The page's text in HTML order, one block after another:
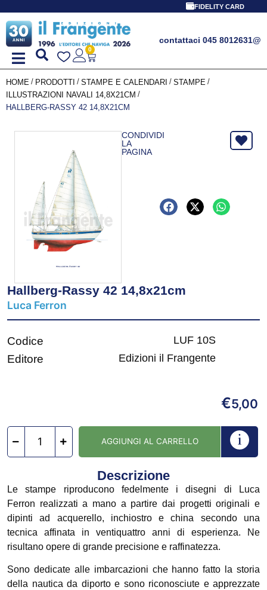
FIDELITY CARD
contattaci 045 8012631@
0
HOME / PRODOTTI / STAMPE E CALENDARI / STAMPE /
ILLUSTRAZIONI NAVALI 14,8X21CM /
HALLBERG-RASSY 42 14,8X21CM
CONDIVIDI
LA
PAGINA
Hallberg-Rassy 42 14,8x21cm
Luca Ferron
Codice LUF 10S
Editore Edizioni il Frangente
€5,00
AGGIUNGI AL CARRELLO
Descrizione
Le stampe riproducono fedelmente i disegni di Luca
Ferron realizzati a mano a partire dai progetti originali e
dipinti ad acquerello, inchiostro e china secondo una
tecnica affinata in ventiquattro anni di esperienza. Ne
risultano opere di grande precisione e raffinatezza.
Sono dedicate alle imbarcazioni che hanno fatto la storia
della nautica da diporto e sono riconosciute e apprezzate